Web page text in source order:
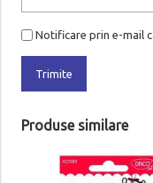
Notificare prin e-mail
Trimite
Produse similare